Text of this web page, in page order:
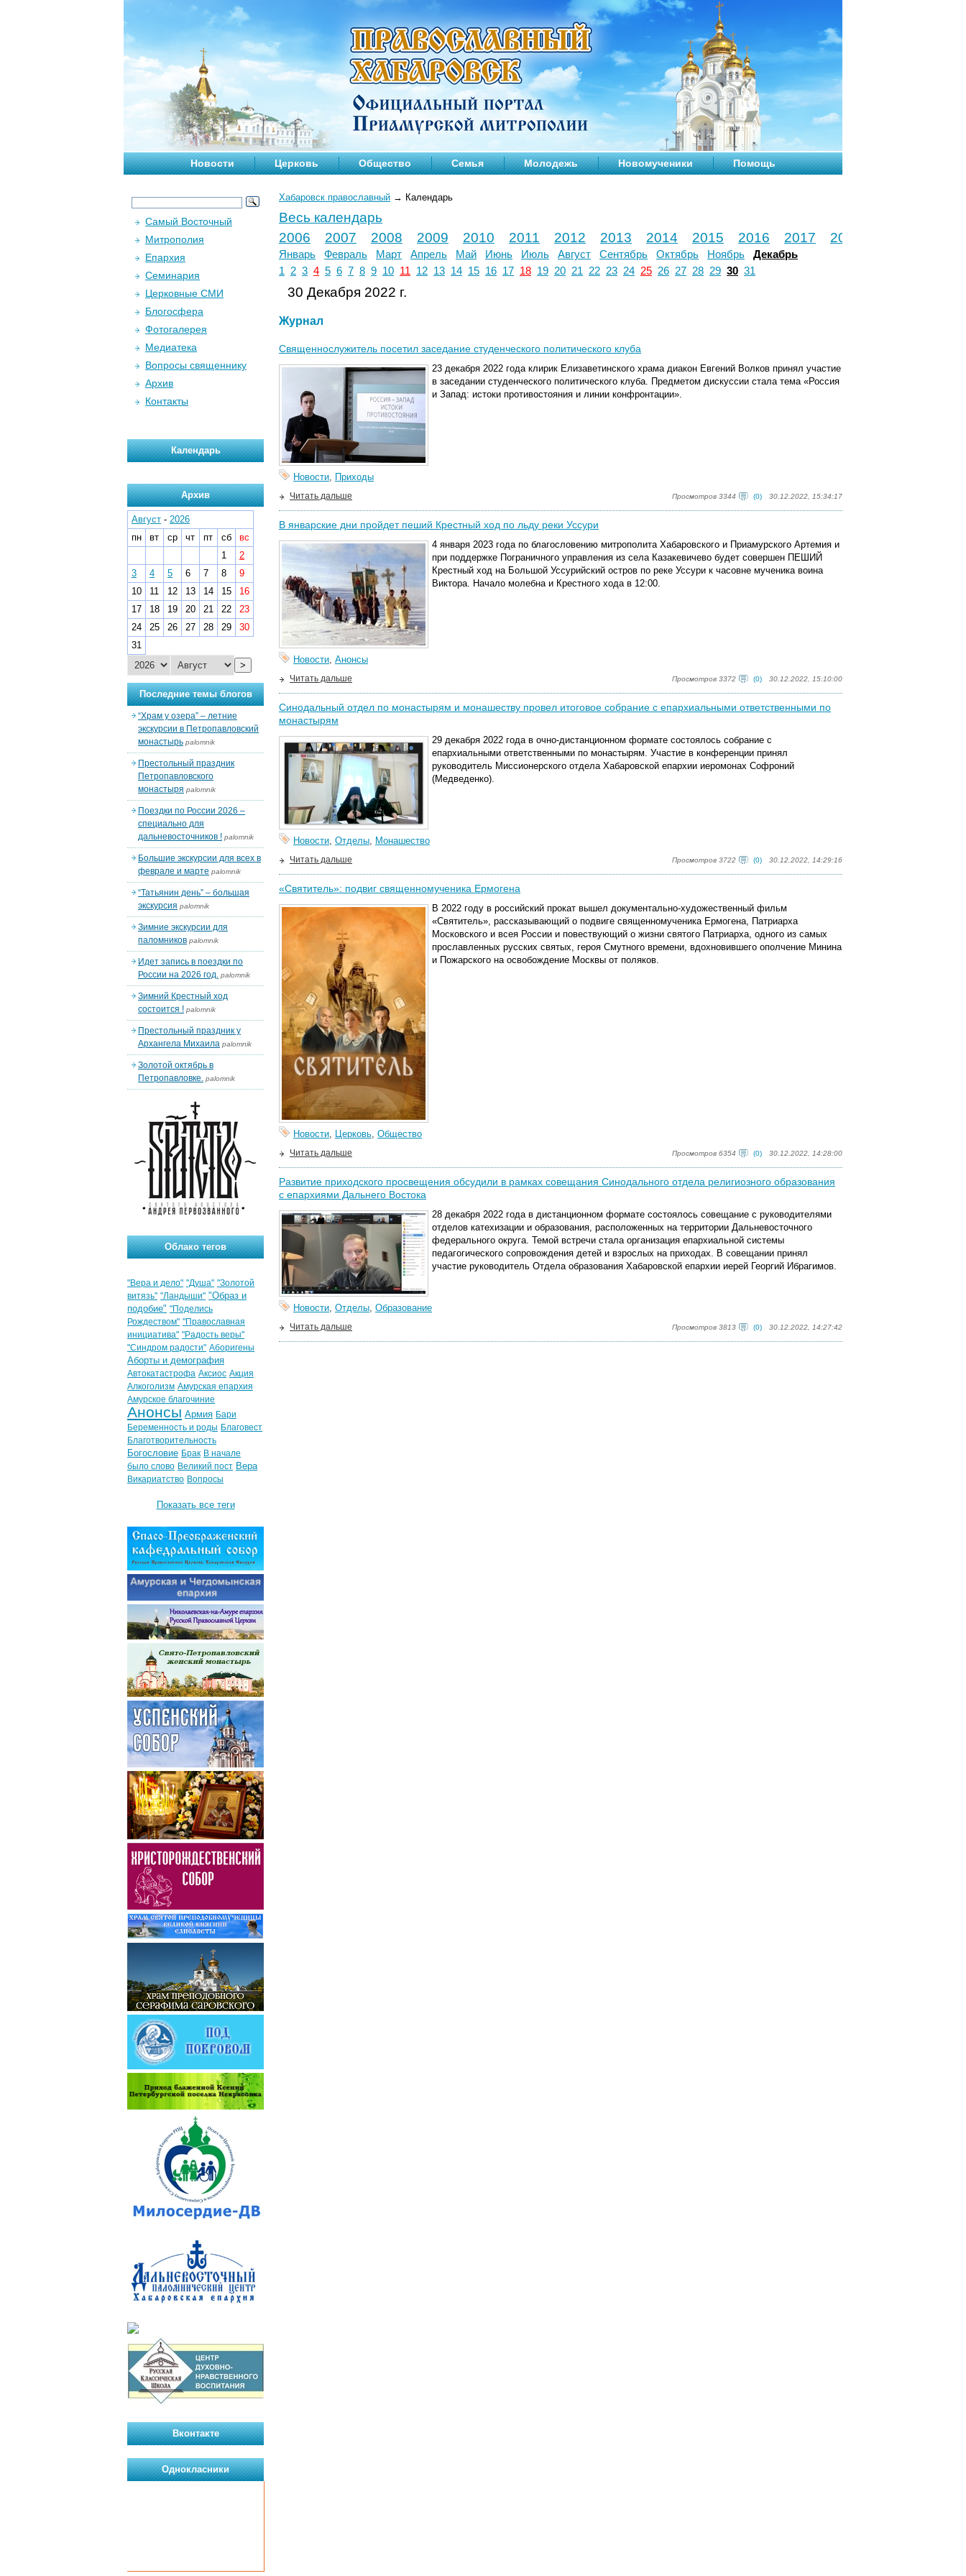
Новости Церковь Общество Семья Молодежь Новомученики Помощь
Хабаровск православный → Календарь
Весь календарь
2006
2007 2008 2009 2010 2011 2012 2013 2014 2015 2016 2017 2018
Январь Февраль Март Апрель Май Июнь Июль Август Сентябрь Октябрь Ноябрь
Декабрь
1
2 3 4 5 6 7 8 9 10 11 12 13 14 15 16 17 18 19 20 21 22 23 24 25 26 27 28 29 30 31
30 Декабря 2022 г.
Журнал
Священнослужитель посетил заседание студенческого политического клуба
23 декабря 2022 года клирик Елизаветинского храма диакон Евгений Волков принял участие
в заседании студенческого политического клуба. Предметом дискуссии стала тема «Россия
и Запад: истоки противостояния и линии конфронтации».
Новости, Приходы
Просмотров 3344 (0) 30.12.2022, 15:34:17
Читать дальше
В январские дни пройдет пеший Крестный ход по льду реки Уссури
4 января 2023 года по благословению митрополита Хабаровского и Приамурского Артемия и
при поддержке Пограничного управления из села Казакевичево будет совершен ПЕШИЙ
Крестный ход на Большой Уссурийский остров по реке Уссури к часовне мученика воина
Виктора. Начало молебна и Крестного хода в 12:00.
Новости, Анонсы
Просмотров 3372 (0) 30.12.2022, 15:10:00
Читать дальше
Синодальный отдел по монастырям и монашеству провел итоговое собрание с епархиальными ответственными по
монастырям
29 декабря 2022 года в очно-дистанционном формате состоялось собрание с
епархиальными ответственными по монастырям. Участие в конференции принял
руководитель Миссионерского отдела Хабаровской епархии иеромонах Софроний
(Медведенко).
Новости, Отделы, Монашество
Просмотров 3722 (0) 30.12.2022, 14:29:16
Читать дальше
«Святитель»: подвиг священномученика Ермогена
В 2022 году в российский прокат вышел документально-художественный фильм
«Святитель», рассказывающий о подвиге священномученика Ермогена, Патриарха
Московского и всея России и повествующий о жизни святого Патриарха, одного из самых
прославленных русских святых, героя Смутного времени, вдохновившего ополчение Минина
и Пожарского на освобождение Москвы от поляков.
Новости, Церковь, Общество
Просмотров 6354 (0) 30.12.2022, 14:28:00
Читать дальше
Развитие приходского просвещения обсудили в рамках совещания Синодального отдела религиозного образования
с епархиями Дальнего Востока
28 декабря 2022 года в дистанционном формате состоялось совещание с руководителями
отделов катехизации и образования, расположенных на территории Дальневосточного
федерального округа. Темой встречи стала организация епархиальной системы
педагогического сопровождения детей и взрослых на приходах. В совещании принял
участие руководитель Отдела образования Хабаровской епархии иерей Георгий Ибрагимов.
Новости, Отделы, Образование
Просмотров 3813 (0) 30.12.2022, 14:27:42
Читать дальше
Самый Восточный
Митрополия
Епархия
Семинария
Церковные СМИ
Блогосфера
Фотогалерея
Медиатека
Вопросы священнику
Архив
Контакты
Календарь
Архив
Август - 2026
пн
вт ср чт пт сб
вс
1
2
3
4 5 6 7 8
9
10
11 12 13 14 15
16
17
18 19 20 21 22
23
24
25 26 27 28 29
30
31
>
Последние темы блогов
“Храм у озера” – летние
экскурсии в Петропавловский
монастырь palomnik
Престольный праздник
Петропавловского
монастыря palomnik
Поездки по России 2026 –
специально для
дальневосточников ! palomnik
Большие экскурсии для всех в
феврале и марте palomnik
“Татьянин день” – большая
экскурсия palomnik
Зимние экскурсии для
паломников palomnik
Идет запись в поездки по
России на 2026 год. palomnik
Зимний Крестный ход
состоится ! palomnik
Престольный праздник у
Архангела Михаила palomnik
Золотой октябрь в
Петропавловке. palomnik
Облако тегов
"Вера и дело" "Душа" "Золотой
витязь" "Ландыши" "Образ и
подобие" "Поделись
Рождеством" "Православная
инициатива" "Радость веры"
"Синдром радости" Аборигены
Аборты и демография
Автокатастрофа Аксиос Акция
Алкоголизм Амурская епархия
Амурское благочиние
Анонсы Армия Бари
Беременность и роды Благовест
Благотворительность
Богословие Брак В начале
было слово Великий пост Вера
Викариатство Вопросы
Показать все теги
Вконтакте
Однокласники